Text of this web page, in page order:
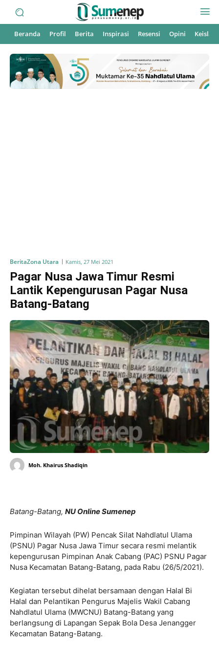
Beranda Profil Berita Inspirasi Resensi Opini
BeritaZona Utara Kamis, 27 Mei 2021
Pagar Nusa Jawa Timur Resmi
Lantik Kepengurusan Pagar Nusa
Batang-Batang
Moh. Khairus Shadiqin
Batang-Batang, NU Online Sumenep
Pimpinan Wilayah (PW) Pencak Silat Nahdlatul Ulama
(PSNU) Pagar Nusa Jawa Timur secara resmi melantik
kepengurusan Pimpinan Anak Cabang (PAC) PSNU Pagar
Nusa Kecamatan Batang-Batang, pada Rabu (26/5/2021).
Kegiatan tersebut dihelat bersamaan dengan Halal Bi
Halal dan Pelantikan Pengurus Majelis Wakil Cabang
Nahdlatul Ulama (MWCNU) Batang-Batang yang
berlangsung di Lapangan Sepak Bola Desa Jenangger
Kecamatan Batang-Batang.